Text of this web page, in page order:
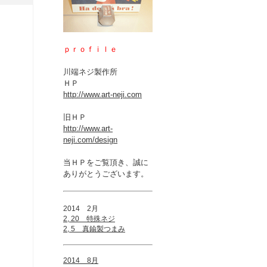
ｐｒｏｆｉｌｅ
川端ネジ製作所
ＨＰ
http://www.art-neji.com
旧ＨＰ
http://www.art-
neji.com/design
当ＨＰをご覧頂き、誠に
ありがとうございます。
2014 2月
2, 20 特殊ネジ
2, 5 真鍮製つまみ
2014 8月